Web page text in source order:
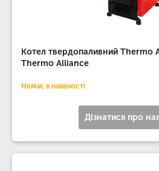
Котел твердопаливний Thermo
Thermo Alliance
Немає в наявності
Дізнатися про